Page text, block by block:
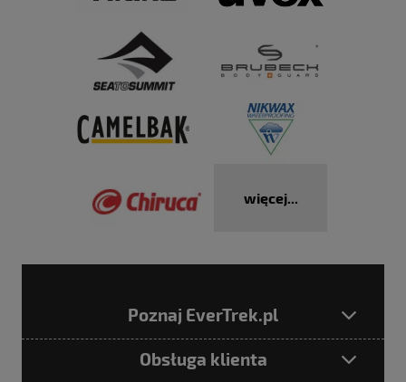
więcej...
Poznaj EverTrek.pl
Obsługa klienta